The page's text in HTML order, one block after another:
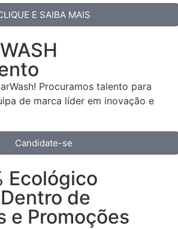
E SAIBA MAIS
Procuramos talento para
de marca líder em inovação e
Candidate-se
Ecológico
de
e Promoções